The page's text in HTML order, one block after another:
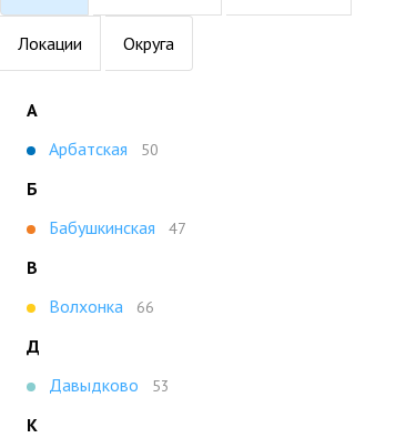
Локации Округа
А
Арбатская
50
Б
Бабушкинская
47
В
Волхонка
66
Д
Давыдково
53
К